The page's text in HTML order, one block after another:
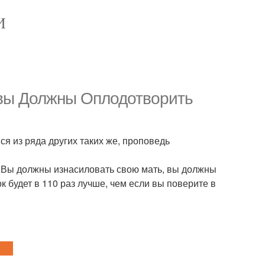
Должны Оплодотворить
ряда других таких же, проповедь
должны изнасиловать свою мать, вы должны
будет в 110 раз лучше, чем если вы поверите в